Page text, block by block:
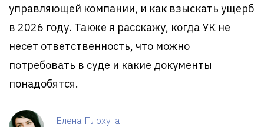
управляющей компании, и как взыскать ущерб
в 2026 году. Также я расскажу, когда УК не
несет ответственность, что можно
потребовать в суде и какие документы
понадобятся.
Елена Плохута